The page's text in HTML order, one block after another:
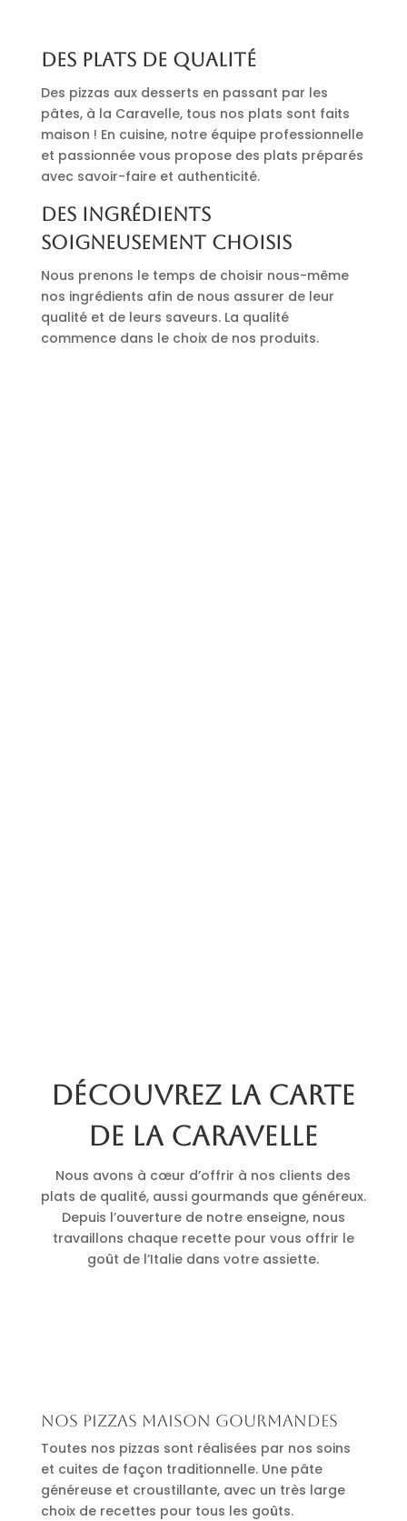
Des plats de qualité
Des pizzas aux desserts en passant par les
pâtes, à la Caravelle, tous nos plats sont faits
maison ! En cuisine, notre équipe professionnelle
et passionnée vous propose des plats préparés
avec savoir-faire et authenticité.
Des ingrédients
soigneusement choisis
Nous prenons le temps de choisir nous-même
nos ingrédients afin de nous assurer de leur
qualité et de leurs saveurs. La qualité
commence dans le choix de nos produits.
Découvrez la carte
de La Caravelle
Nous avons à cœur d’offrir à nos clients des
plats de qualité, aussi gourmands que généreux.
Depuis l’ouverture de notre enseigne, nous
travaillons chaque recette pour vous offrir le
goût de l’Italie dans votre assiette.
Nos pizzas maison gourmandes
Toutes nos pizzas sont réalisées par nos soins
et cuites de façon traditionnelle. Une pâte
généreuse et croustillante, avec un très large
choix de recettes pour tous les goûts.